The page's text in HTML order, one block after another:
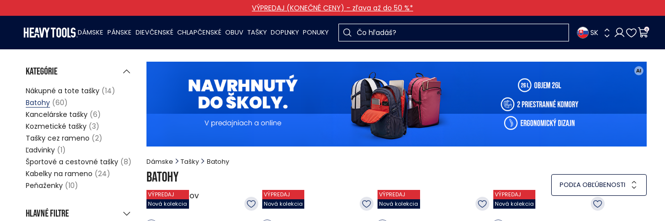
VÝPREDAJ (KONEČNÉ CENY) - zľava až do 50 %*
DÁMSKE PÁNSKE DIEVČENSKÉ CHLAPČENSKÉ OBUV TAŠKY DOPLNKY PONUKY SK 0
Dámske Tašky Batohy
Batohy
60produktov
PODĽA OBĽÚBENOSTI
VÝPREDAJ
Nová kolekcia
VÝPREDAJ
Nová kolekcia
VÝPREDAJ
Nová kolekcia
VÝPREDAJ
Nová kolekcia
Kategórie
Nákupné a tote tašky (14)
Batohy (60)
Kancelárske tašky (6)
Kozmetické tašky (3)
Tašky cez rameno (2)
Ľadvinky (1)
Športové a cestovné tašky (8)
Kabelky na rameno (24)
Peňaženky (10)
Hlavné filtre